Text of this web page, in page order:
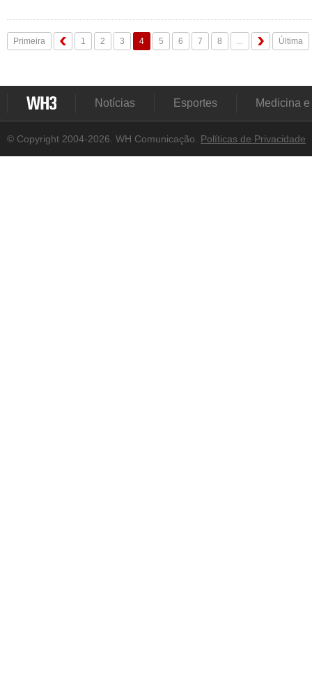
Primeira 1 2 3 4 5 6 7 8 ... Última
Notícias Esportes Medicina
© Copyright 2004-2026. WH Comunicação. Políticas de Privacidade